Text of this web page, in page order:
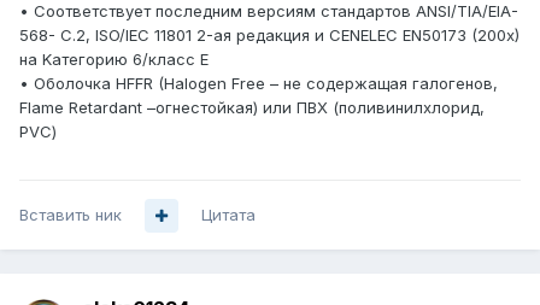
• Соответствует последним версиям стандартов ANSI/TIA/EIA-
568- С.2, ISO/IEC 11801 2-ая редакция и CENELEC EN50173 (200x)
на Kатегорию 6/класс E
• Оболочка HFFR (Halogen Free – не содержащая галогенов,
Flame Retardant –огнестойкая) или ПВХ (поливинилхлорид,
PVC)
Вставить ник Цитата